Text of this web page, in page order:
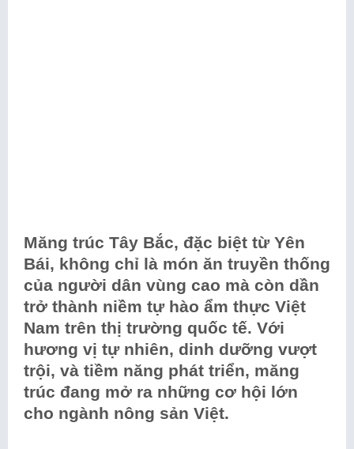
Măng trúc Tây Bắc, đặc biệt từ Yên
Bái, không chỉ là món ăn truyền thống
của người dân vùng cao mà còn dần
trở thành niềm tự hào ẩm thực Việt
Nam trên thị trường quốc tế. Với
hương vị tự nhiên, dinh dưỡng vượt
trội, và tiềm năng phát triển, măng
trúc đang mở ra những cơ hội lớn
cho ngành nông sản Việt.